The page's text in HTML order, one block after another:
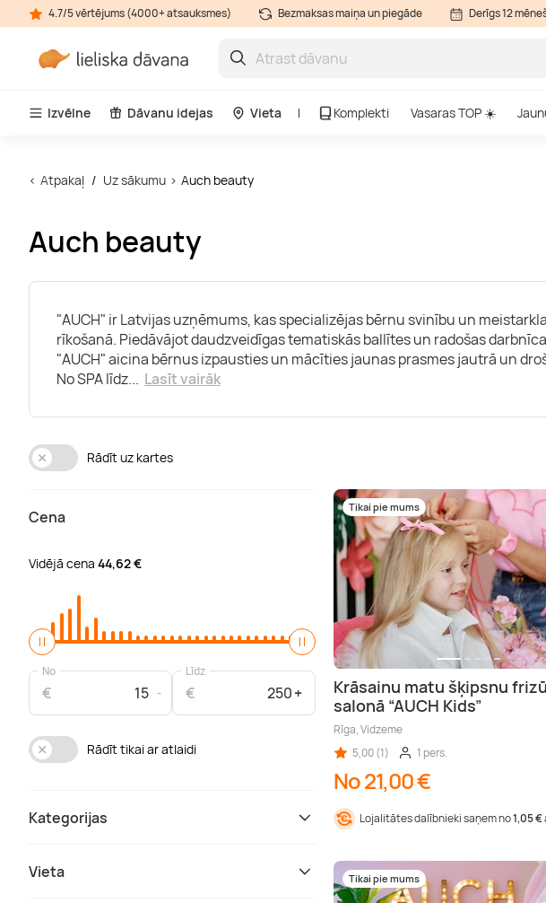
4.7/5 vērtējums (4000+ atsauksmes) Bezmaksas maiņa un piegāde Derīgs 12
Izvēlne Dāvanu idejas Vieta Komplekti Vasaras TOP ☀️
Atpakaļ Uz sākumu Auch beauty
Auch beauty
"AUCH" ir Latvijas uzņēmums, kas specializējas bērnu svinību un
rīkošanā. Piedāvājot daudzveidīgas tematiskās ballītes un radošas
"AUCH" aicina bērnus izpausties un mācīties jaunas prasmes jautrā un
No SPA līdz... Lasīt vairāk
Rādīt uz kartes
Cena
Vidējā cena 44,62 €
No
€
Līdz
€
Rādīt tikai ar atlaidi
Kategorijas
Vieta
Tikai pie mums
Krāsainu matu šķipsnu
salonā “AUCH Kids”
Rīga, Vidzeme
5,00 (1)
1 pers.
No 21,00 €
Lojalitātes dalībnieki saņem no1,05 €
Tikai pie mums